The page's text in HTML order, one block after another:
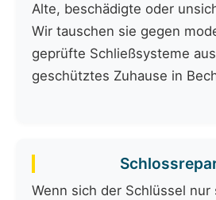
Alte, beschädigte oder
Wir tauschen sie gegen
geprüfte Schließsysteme
geschütztes Zuhause in
Wenn sich der Schlüssel